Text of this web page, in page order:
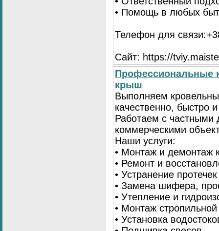
• Помощь в любых
Телефон для
Сайт: https://
Профессиональные
крыш
Выполняем
качественно, быстро
Работаем с
коммерческими
Наши услуги:
• Монтаж и демонтаж
• Ремонт и
• Устранение протечек
• Замена шифера,
• Утепление и
• Монтаж
• Установка